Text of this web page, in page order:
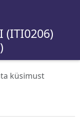
(ITI0206)
küsimust